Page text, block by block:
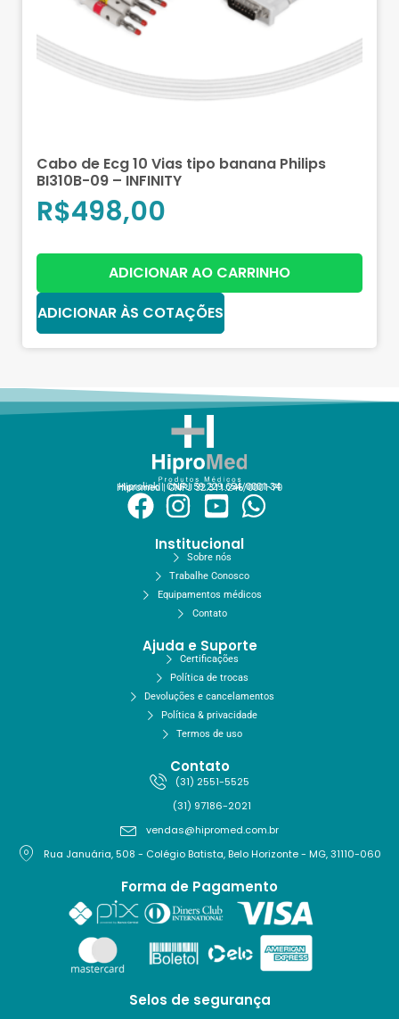
Cabo de Ecg 10 Vias tipo banana Philips
BI310B-09 – INFINITY
R$498,00
ADICIONAR AO CARRINHO
ADICIONAR ÀS COTAÇÕES
Hiprolink | CNPJ 59.229.654/0001-34
Hipromed | CNPJ 32.311.246/0001-70
Institucional
Sobre nós
Trabalhe Conosco
Equipamentos médicos
Contato
Ajuda e Suporte
Certificações
Política de trocas
Devoluções e cancelamentos
Política & privacidade
Termos de uso
Contato
(31) 2551-5525
(31) 97186-2021
vendas@hipromed.com.br
Rua Januária, 508 - Colégio Batista, Belo Horizonte - MG, 31110-060
Forma de Pagamento
Selos de segurança